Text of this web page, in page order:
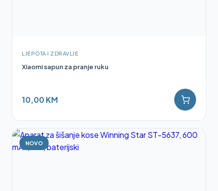
LJEPOTA I ZDRAVLJE
Xiaomi sapun za pranje ruku
10,00 KM
NOVO